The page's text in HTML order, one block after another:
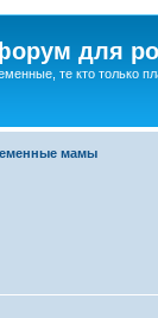
для
те кто только
мамы